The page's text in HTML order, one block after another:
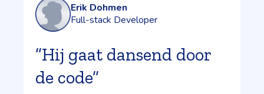
Erik Dohmen
Full-stack Developer
”Hij gaat dansend door
de code”